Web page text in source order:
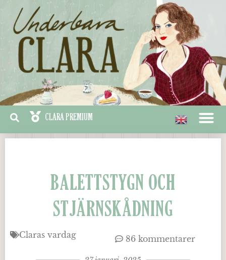
BALETTSTYGN OCH
STJÄRNSKÅDNING
Claras vardag 86 kommentarer